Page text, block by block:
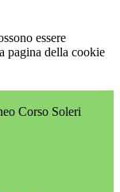
essere
pagina della cookie
Corso Soleri